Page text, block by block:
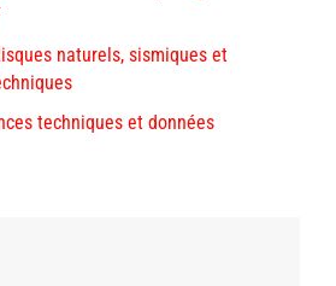
naturels, sismiques et
techniques et données